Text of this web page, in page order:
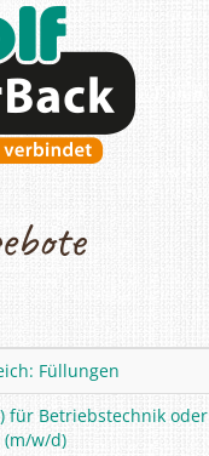
Füllungen
für Betriebstechnik oder
(m/w/d)